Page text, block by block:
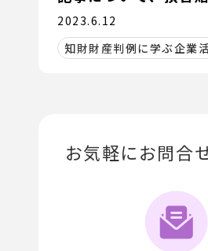
めた事例
2023.6.12
知財財産判例に学ぶ企業
お気軽にお問合